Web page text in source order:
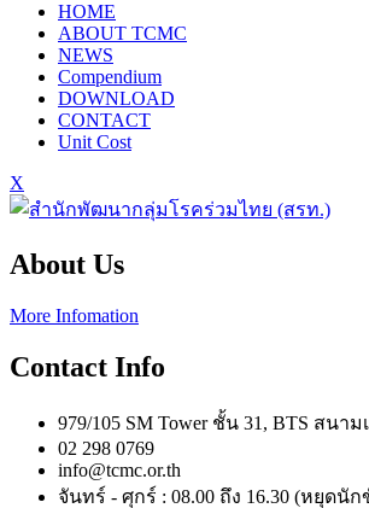
HOME
ABOUT TCMC
NEWS
Compendium
DOWNLOAD
CONTACT
Unit Cost
X
About Us
More Infomation
Contact Info
979/105 SM Tower ชั้น 31, BTS สน
02 298 0769
info@tcmc.or.th
จันทร์ - ศุกร์ : 08.00 ถึง 16.30 (หยุดนั